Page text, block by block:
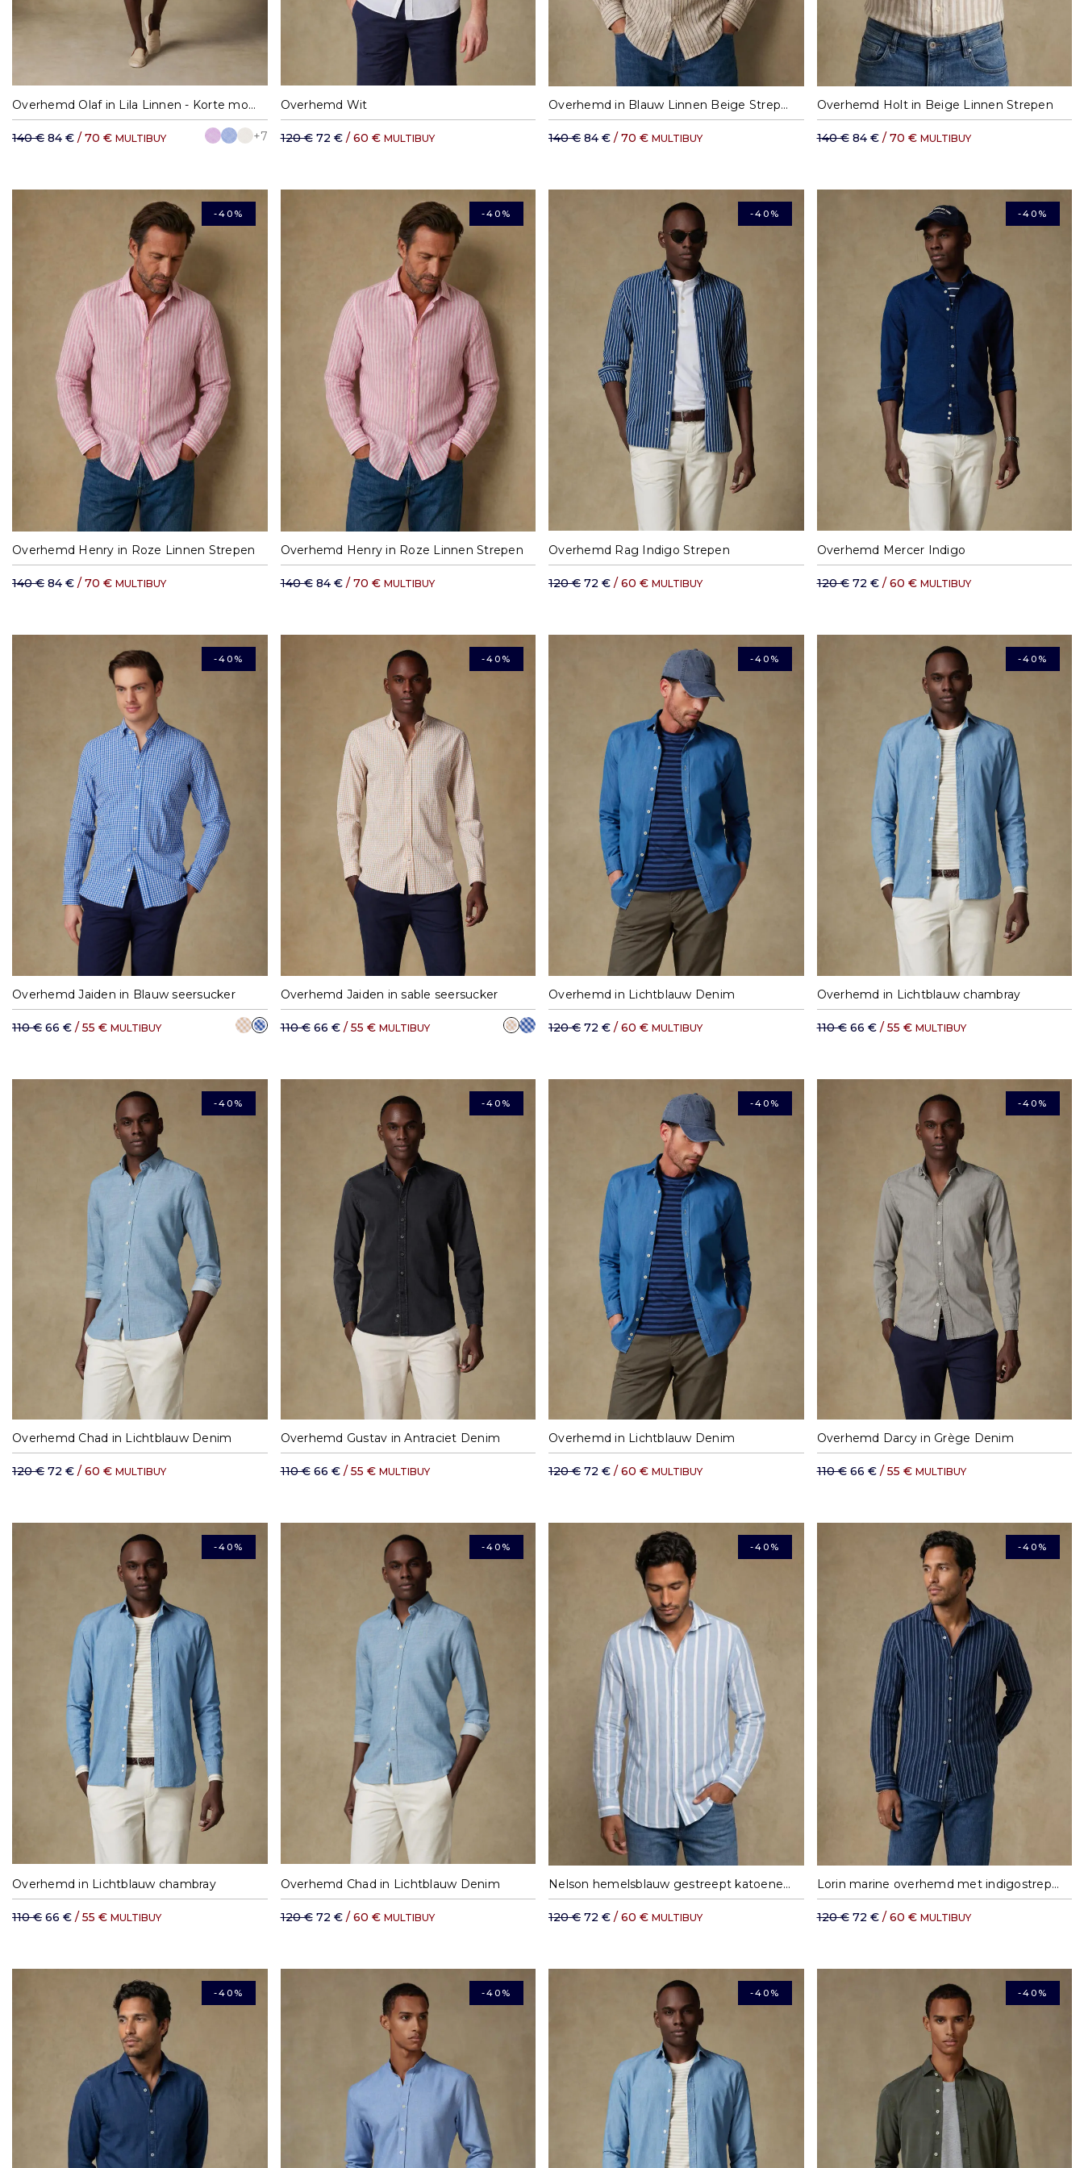
S M L XL XXL Overhemd Olaf in Lila Linnen - Korte mouw
140 € 84 € / 70 € MULTIBUY +7
S
Overhemd Wit
120 € 72 €/ 60 € MULTIBUY
M L XL XXL Overhemd in Blauw Linnen Beige Strepen
140 € 84 € / 70 € MULTIBUY
M L XXL
Overhemd Holt in Beige Linnen Strepen
140 € 84 €/ 70 € MULTIBUY
-40%
M L XXL
Overhemd Henry in Roze Linnen Strepen
140 € 84 € / 70 € MULTIBUY
-40%
S M L XL
Overhemd Henry in Roze Linnen Strepen
140 € 84 €/ 70 € MULTIBUY
-40%
M L XL XXL
Overhemd Rag Indigo Strepen
120 € 72 € / 60 € MULTIBUY
-40%
M L XL
Overhemd Mercer Indigo
120 € 72 €/ 60 € MULTIBUY
-40%
M L XL XXL XXXL
Overhemd Jaiden in Blauw seersucker
110 € 66 € / 55 € MULTIBUY
-40%
M L XL XXL XXXL
Overhemd Jaiden in sable seersucker
110 € 66 €/ 55 € MULTIBUY
-40%
M L XL XXL
Overhemd in Lichtblauw Denim
120 € 72 € / 60 € MULTIBUY
-40%
M L XL XXL
Overhemd in Lichtblauw chambray
110 € 66 €/ 55 € MULTIBUY
-40%
M L
Overhemd Chad in Lichtblauw Denim
120 € 72 € / 60 € MULTIBUY
-40%
S M L XL XXL
Overhemd Gustav in Antraciet Denim
110 € 66 €/ 55 € MULTIBUY
-40%
S M L XL
Overhemd in Lichtblauw Denim
120 € 72 € / 60 € MULTIBUY
-40%
S M L XL XXL
Overhemd Darcy in Grège Denim
110 € 66 €/ 55 € MULTIBUY
-40%
S M L XL
Overhemd in Lichtblauw chambray
110 € 66 € / 55 € MULTIBUY
-40%
S M L XL XXL
Overhemd Chad in Lichtblauw Denim
120 € 72 €/ 60 € MULTIBUY
-40%
S M L XL XXL Nelson hemelsblauw gestreept katoenen gaas overhemd
120 € 72 € / 60 € MULTIBUY
-40%
S M L XL XXL Lorin marine overhemd met indigostrepen
120 € 72 €/ 60 € MULTIBUY
-40% -40% -40% -40%